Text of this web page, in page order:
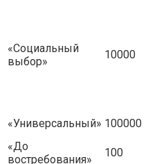
«Социальный
выбор»
10000
«Универсальный» 100000
«До
востребования»
100